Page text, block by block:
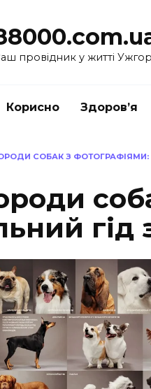
провідник у житті
Корисно Здоров’я
СОБАК З
гід